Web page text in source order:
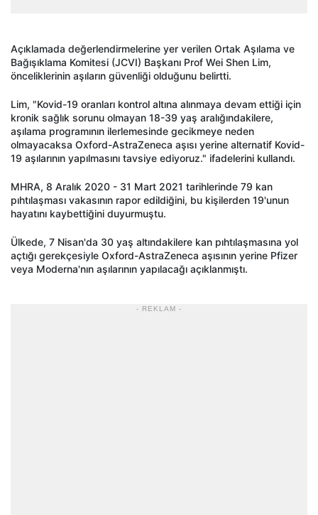
Açıklamada değerlendirmelerine yer verilen Ortak Aşılama ve
Bağışıklama Komitesi (JCVI) Başkanı Prof Wei Shen Lim,
önceliklerinin aşıların güvenliği olduğunu belirtti.
Lim, "Kovid-19 oranları kontrol altına alınmaya devam ettiği için
kronik sağlık sorunu olmayan 18-39 yaş aralığındakilere,
aşılama programının ilerlemesinde gecikmeye neden
olmayacaksa Oxford-AstraZeneca aşısı yerine alternatif Kovid-
19 aşılarının yapılmasını tavsiye ediyoruz." ifadelerini kullandı.
MHRA, 8 Aralık 2020 - 31 Mart 2021 tarihlerinde 79 kan
pıhtılaşması vakasının rapor edildiğini, bu kişilerden 19'unun
hayatını kaybettiğini duyurmuştu.
Ülkede, 7 Nisan'da 30 yaş altındakilere kan pıhtılaşmasına yol
açtığı gerekçesiyle Oxford-AstraZeneca aşısının yerine Pfizer
veya Moderna'nın aşılarının yapılacağı açıklanmıştı.
- REKLAM -